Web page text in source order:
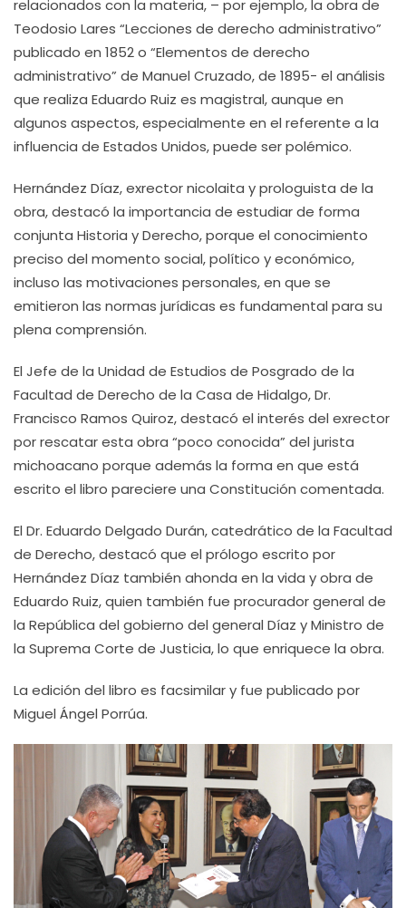
relacionados con la materia, – por ejemplo, la obra de
Teodosio Lares “Lecciones de derecho administrativo”
publicado en 1852 o “Elementos de derecho
administrativo” de Manuel Cruzado, de 1895- el análisis
que realiza Eduardo Ruiz es magistral, aunque en
algunos aspectos, especialmente en el referente a la
influencia de Estados Unidos, puede ser polémico.
Hernández Díaz, exrector nicolaita y prologuista de la
obra, destacó la importancia de estudiar de forma
conjunta Historia y Derecho, porque el conocimiento
preciso del momento social, político y económico,
incluso las motivaciones personales, en que se
emitieron las normas jurídicas es fundamental para su
plena comprensión.
El Jefe de la Unidad de Estudios de Posgrado de la
Facultad de Derecho de la Casa de Hidalgo, Dr.
Francisco Ramos Quiroz, destacó el interés del exrector
por rescatar esta obra “poco conocida” del jurista
michoacano porque además la forma en que está
escrito el libro pareciere una Constitución comentada.
El Dr. Eduardo Delgado Durán, catedrático de la Facultad
de Derecho, destacó que el prólogo escrito por
Hernández Díaz también ahonda en la vida y obra de
Eduardo Ruiz, quien también fue procurador general de
la República del gobierno del general Díaz y Ministro de
la Suprema Corte de Justicia, lo que enriquece la obra.
La edición del libro es facsimilar y fue publicado por
Miguel Ángel Porrúa.